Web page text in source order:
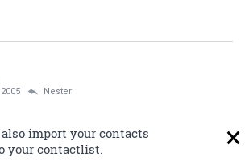
Nestеr
import your contacts
your contactlist.